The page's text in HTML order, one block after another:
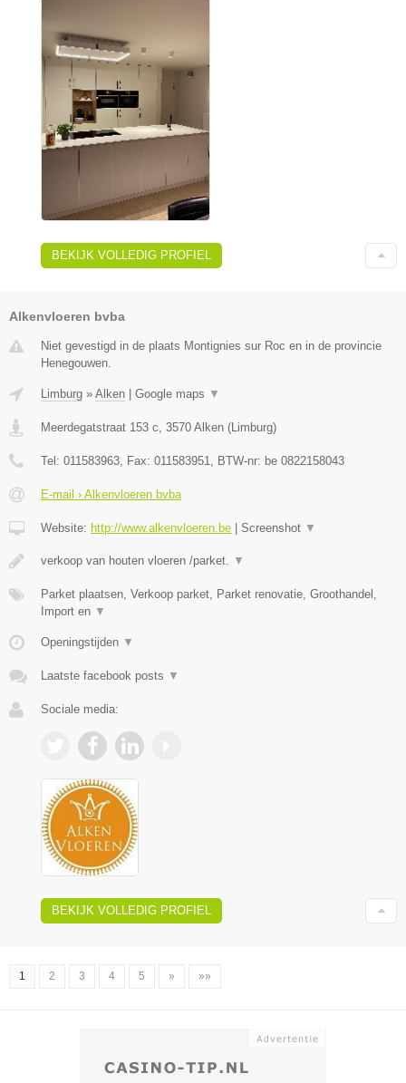
BEKIJK VOLLEDIG PROFIEL
Alkenvloeren bvba
Niet gevestigd in de plaats Montignies sur Roc en in de provincie
Henegouwen.
Limburg » Alken Google maps ▼
Meerdegatstraat 153 c 3570 Alken ( Limburg)
Tel: 011583963 , Fax: 011583951 , BTW-nr: be 0822158043
E-mail › Alkenvloeren bvba
Website: http://www.alkenvloeren.be Screenshot ▼
verkoop van houten vloeren /parket. ▼
Parket plaatsen, Verkoop parket, Parket renovatie, Groothandel,
Import en ▼
Openingstijden ▼
Laatste facebook posts ▼
Sociale media:
BEKIJK VOLLEDIG PROFIEL
1 2 3 4 5 » »»